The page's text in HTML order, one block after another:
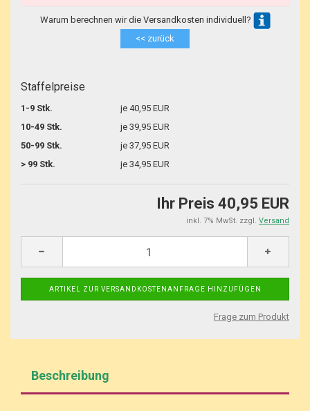
Warum berechnen wir die Versandkosten individuell?
<< zurück
Staffelpreise
1-9 Stk.
je 40,95 EUR
10-49 Stk.
je 39,95 EUR
50-99 Stk.
je 37,95 EUR
> 99 Stk.
je 34,95 EUR
Ihr Preis 40,95 EUR
inkl. 7% MwSt. zzgl. Versand
Frage zum Produkt
Beschreibung